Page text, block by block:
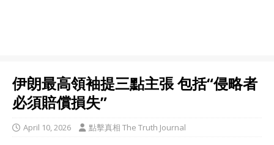
伊朗最高領袖提三點主張 包括“侵略者
必須賠償損失”
April 10, 2026 點擊真相 The Truth Journal